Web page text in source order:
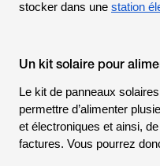
stocker dans une station
Un kit solaire pour
Le kit de panneaux
permettre d’alimenter
et électroniques et ainsi,
factures. Vous pourrez